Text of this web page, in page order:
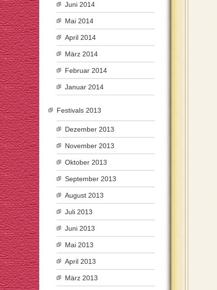
Juni 2014
Mai 2014
April 2014
März 2014
Februar 2014
Januar 2014
Festivals 2013
Dezember 2013
November 2013
Oktober 2013
September 2013
August 2013
Juli 2013
Juni 2013
Mai 2013
April 2013
März 2013